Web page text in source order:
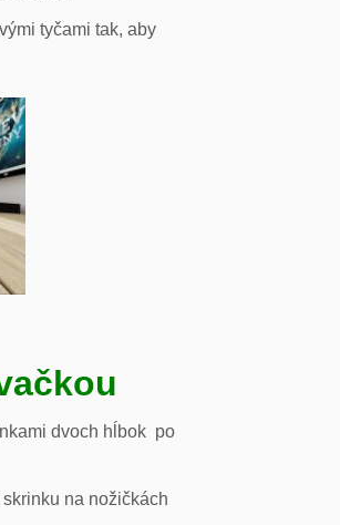
tyčami tak, aby
dvoch hĺbok po
na nožičkách